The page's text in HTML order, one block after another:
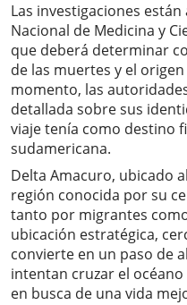
Las investigaciones
Nacional de Medicina y
que deberá determinar
de las muertes y el
momento, las
detallada sobre sus
viaje tenía como destino
sudamericana.
Delta Amacuro, ubicado
región conocida por su
tanto por migrantes
ubicación estratégica,
convierte en un paso de
intentan cruzar el
en busca de una vida